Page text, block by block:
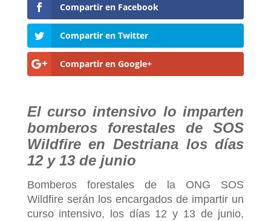
Compartir en Facebook
Compartir en Twitter
Compartir en Google+
El curso intensivo lo imparten
bomberos forestales de SOS
Wildfire en Destriana los días
12 y 13 de junio
Bomberos forestales de la ONG SOS
Wildfire serán los encargados de impartir un
curso intensivo, los días 12 y 13 de junio,